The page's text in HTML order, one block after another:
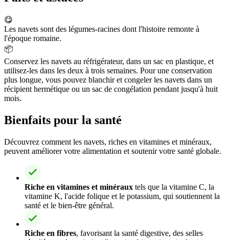
😋
Les navets sont des légumes-racines dont l'histoire remonte à
l'époque romaine.
📦
Conservez les navets au réfrigérateur, dans un sac en plastique, et
utilisez-les dans les deux à trois semaines. Pour une conservation
plus longue, vous pouvez blanchir et congeler les navets dans un
récipient hermétique ou un sac de congélation pendant jusqu'à huit
mois.
Bienfaits pour la santé
Découvrez comment les navets, riches en vitamines et minéraux,
peuvent améliorer votre alimentation et soutenir votre santé globale.
Riche en vitamines et minéraux tels que la vitamine C, la
vitamine K, l'acide folique et le potassium, qui soutiennent la
santé et le bien-être général.
Riche en fibres, favorisant la santé digestive, des selles